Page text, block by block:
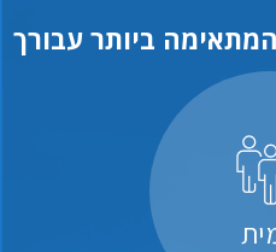
ביותר עבורך